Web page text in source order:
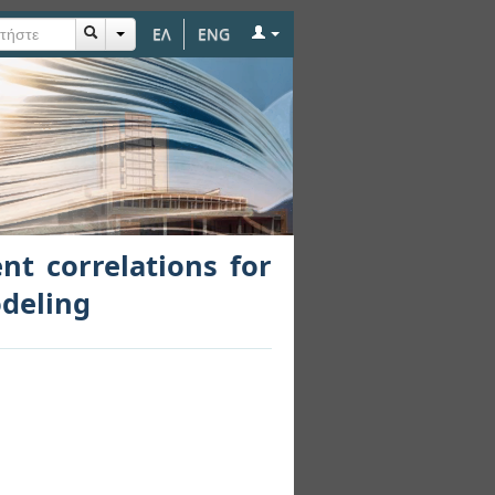
ΕΛ ENG
building envelope
correlations for